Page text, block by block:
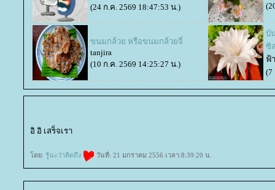
(24 ก.ค. 2569 18:47:53 น.)
ขนมกล้วย หรือขนมกล้วยจี่
tanjira
(10 ก.ค. 2569 14:25:27 น.)
บั
ซิ
ฟ้
(7
อิ อิ เสร็จเรา
ดย: รู้นะว่าคิดถึง วันที่: 21 มกราคม 2556 เวลา:8:39:20 น.